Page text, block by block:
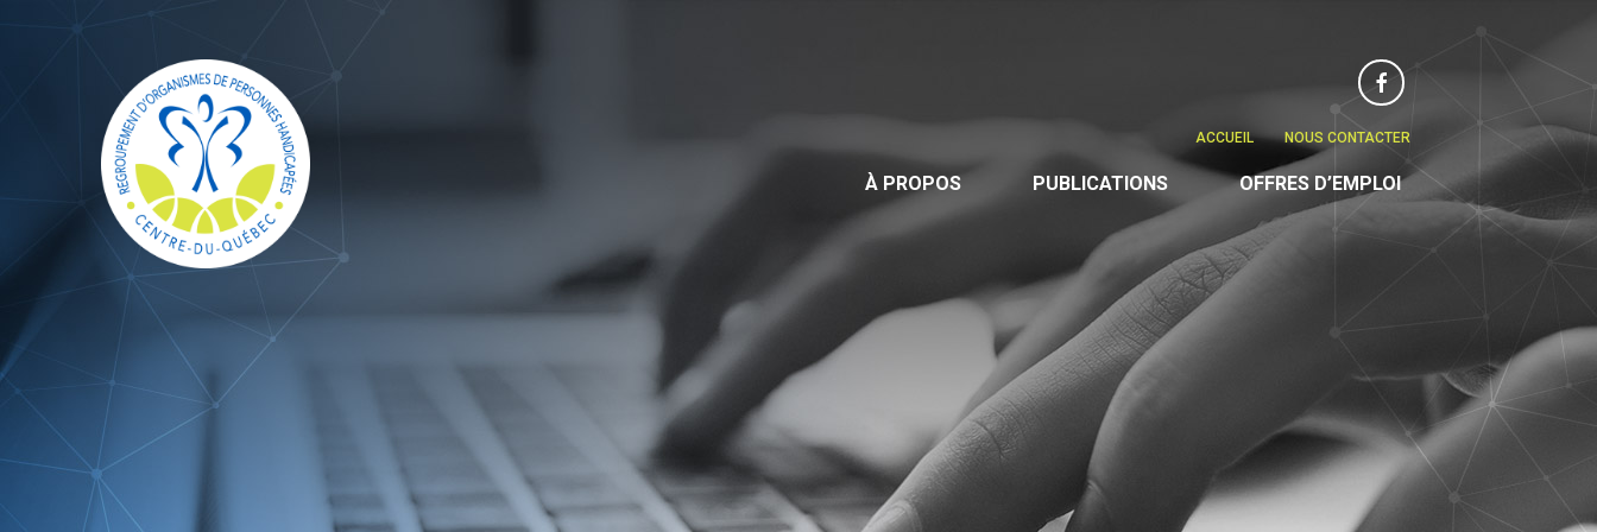
Facebook
ACCUEIL NOUS CONTACTER
À PROPOS PUBLICATIONS OFFRES D’EMPLOI
Facebook